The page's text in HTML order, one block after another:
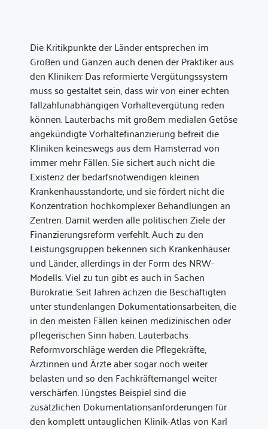
Die Kritikpunkte der Länder entsprechen im
Großen und Ganzen auch denen der Praktiker aus
den Kliniken: Das reformierte Vergütungssystem
muss so gestaltet sein, dass wir von einer echten
fallzahlunabhängigen Vorhaltevergütung reden
können. Lauterbachs mit großem medialen Getöse
angekündigte Vorhaltefinanzierung befreit die
Kliniken keineswegs aus dem Hamsterrad von
immer mehr Fällen. Sie sichert auch nicht die
Existenz der bedarfsnotwendigen kleinen
Krankenhausstandorte, und sie fördert nicht die
Konzentration hochkomplexer Behandlungen an
Zentren. Damit werden alle politischen Ziele der
Finanzierungsreform verfehlt. Auch zu den
Leistungsgruppen bekennen sich Krankenhäuser
und Länder, allerdings in der Form des NRW-
Modells. Viel zu tun gibt es auch in Sachen
Bürokratie. Seit Jahren ächzen die Beschäftigten
unter stundenlangen Dokumentationsarbeiten, die
in den meisten Fällen keinen medizinischen oder
pflegerischen Sinn haben. Lauterbachs
Reformvorschläge werden die Pflegekräfte,
Ärztinnen und Ärzte aber sogar noch weiter
belasten und so den Fachkräftemangel weiter
verschärfen. Jüngstes Beispiel sind die
zusätzlichen Dokumentationsanforderungen für
den komplett untauglichen Klinik-Atlas von Karl